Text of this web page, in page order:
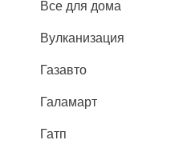
Все для дома
Вулканизация
Газавто
Галамарт
Гатп